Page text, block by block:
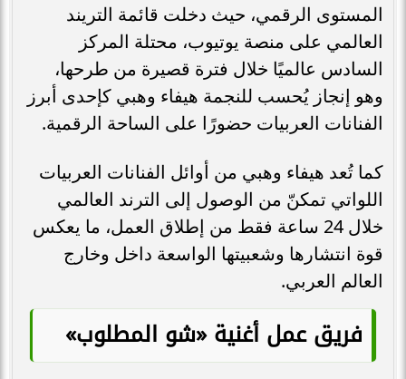
المستوى الرقمي، حيث دخلت قائمة التريند
العالمي على منصة يوتيوب، محتلة المركز
السادس عالميًا خلال فترة قصيرة من طرحها،
وهو إنجاز يُحسب للنجمة هيفاء وهبي كإحدى أبرز
الفنانات العربيات حضورًا على الساحة الرقمية.
كما تُعد هيفاء وهبي من أوائل الفنانات العربيات
اللواتي تمكنّ من الوصول إلى الترند العالمي
خلال 24 ساعة فقط من إطلاق العمل، ما يعكس
قوة انتشارها وشعبيتها الواسعة داخل وخارج
العالم العربي.
فريق عمل أغنية «شو المطلوب»